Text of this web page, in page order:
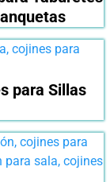
para Sillas